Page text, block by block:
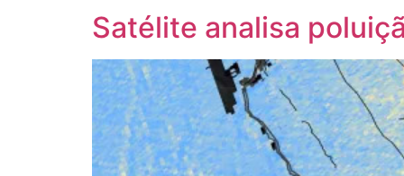
Satélite analisa